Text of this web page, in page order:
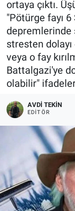
ortaya çıktı.
"Pötürge fayı
stresten
veya o fay
Battalgazi'ye
olabilir"
AVDI TEKIN
EDITÖR